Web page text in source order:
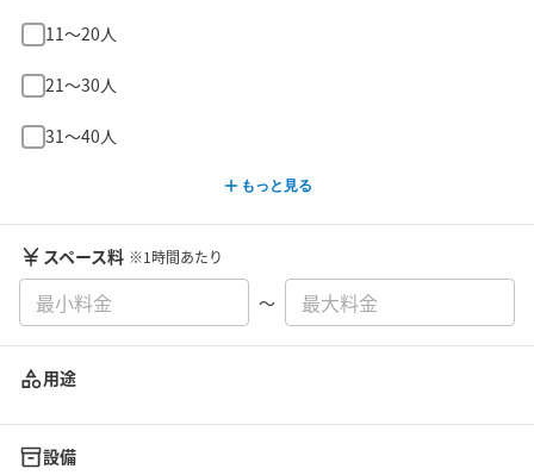
11〜20人
21〜30人
31〜40人
もっと見る
スペース料 ※1時間あたり
〜
用途
設備